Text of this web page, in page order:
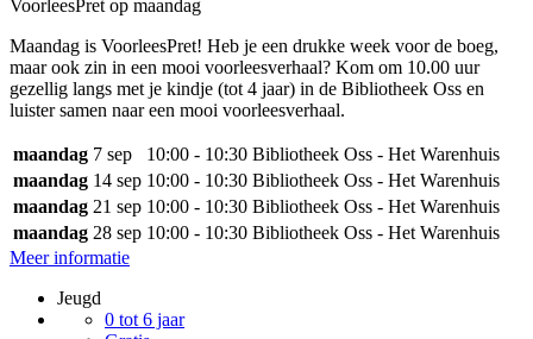
VoorleesPret op maandag
Maandag is VoorleesPret! Heb je een drukke week voor de boeg,
maar ook zin in een mooi voorleesverhaal? Kom om 10.00 uur
gezellig langs met je kindje (tot 4 jaar) in de Bibliotheek Oss en
luister samen naar een mooi voorleesverhaal.
maandag 7 sep 10:00 - 10:30 Bibliotheek Oss - Het Warenhuis
maandag 14 sep 10:00 - 10:30 Bibliotheek Oss - Het Warenhuis
maandag 21 sep 10:00 - 10:30 Bibliotheek Oss - Het Warenhuis
maandag 28 sep 10:00 - 10:30 Bibliotheek Oss - Het Warenhuis
Meer informatie
Jeugd
0 tot 6 jaar